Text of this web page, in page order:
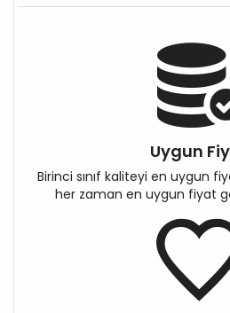
Uygun
Birinci sınıf kaliteyi en uygun
her zaman en uygun fiyat